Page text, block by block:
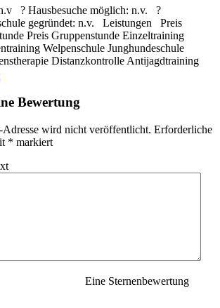
? Hausbesuche möglich: n.v. ?
gegründet: n.v. Leistungen Preis
Preis Gruppenstunde Einzeltraining
Welpenschule Junghundeschule
Distanzkontrolle Antijagdtraining
Apportieren Clickertraining
Weiterlesen …
Bewertung
wird nicht veröffentlicht. Erforderliche
* markiert
Eine Sternenbewertung